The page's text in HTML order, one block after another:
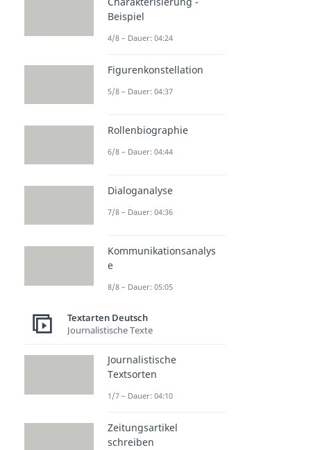
Beispiel
4/8 – Dauer: 04:24
Figurenkonstellation
5/8 – Dauer: 04:37
Rollenbiographie
6/8 – Dauer: 04:44
Dialoganalyse
7/8 – Dauer: 04:36
Kommunikationsanalys
e
8/8 – Dauer: 05:05
Textarten Deutsch
Journalistische Texte
Journalistische
Textsorten
1/7 – Dauer: 04:10
Zeitungsartikel
schreiben